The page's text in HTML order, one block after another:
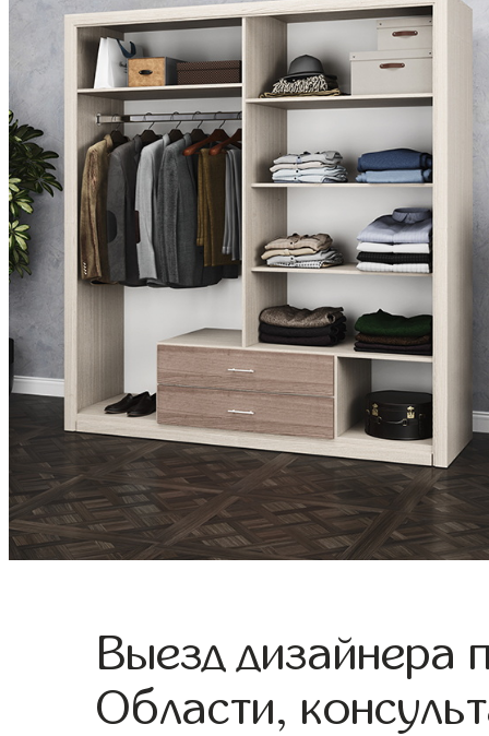
Выезд дизайнера
Области,